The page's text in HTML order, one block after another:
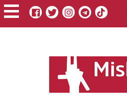
Pasar
al
contenido